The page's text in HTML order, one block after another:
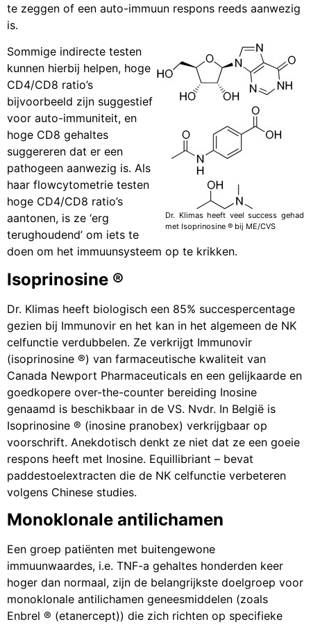
te zeggen of een auto-immuun respons reeds aanwezig
is.
Dr. Klimas heeft veel success gehad
met Isoprinosine ® bij ME/CVS
Sommige indirecte testen
kunnen hierbij helpen, hoge
CD4/CD8 ratio’s
bijvoorbeeld zijn suggestief
voor auto-immuniteit, en
hoge CD8 gehaltes
suggereren dat er een
pathogeen aanwezig is. Als
haar flowcytometrie testen
hoge CD4/CD8 ratio’s
aantonen, is ze ‘erg
terughoudend’ om iets te
doen om het immuunsysteem op te krikken.
Isoprinosine ®
Dr. Klimas heeft biologisch een 85% succespercentage
gezien bij Immunovir en het kan in het algemeen de NK
celfunctie verdubbelen. Ze verkrijgt Immunovir
(isoprinosine ®) van farmaceutische kwaliteit van
Canada Newport Pharmaceuticals en een gelijkaarde en
goedkopere over-the-counter bereiding Inosine
genaamd is beschikbaar in de VS. Nvdr. In België is
Isoprinosine ® (inosine pranobex) verkrijgbaar op
voorschrift. Anekdotisch denkt ze niet dat ze een goeie
respons heeft met Inosine. Equillibriant – bevat
paddestoelextracten die de NK celfunctie verbeteren
volgens Chinese studies.
Monoklonale antilichamen
Een groep patiënten met buitengewone
immuunwaardes, i.e. TNF-a gehaltes honderden keer
hoger dan normaal, zijn de belangrijkste doelgroep voor
monoklonale antilichamen geneesmiddelen (zoals
Enbrel ® (etanercept)) die zich richten op specifieke